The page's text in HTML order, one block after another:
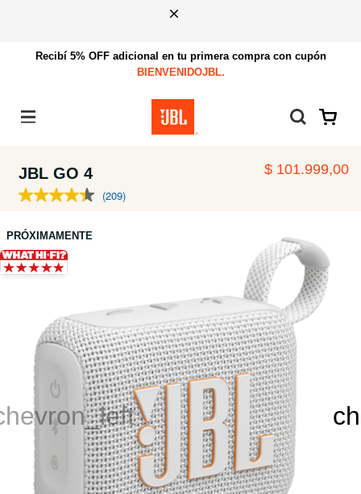
Recibí 5% OFF adicional en tu primera compra con cupón
BIENVENIDOJBL.
Menú
JBL GO 4
(209)
$ 101.999,00
PRÓXIMAMENTE